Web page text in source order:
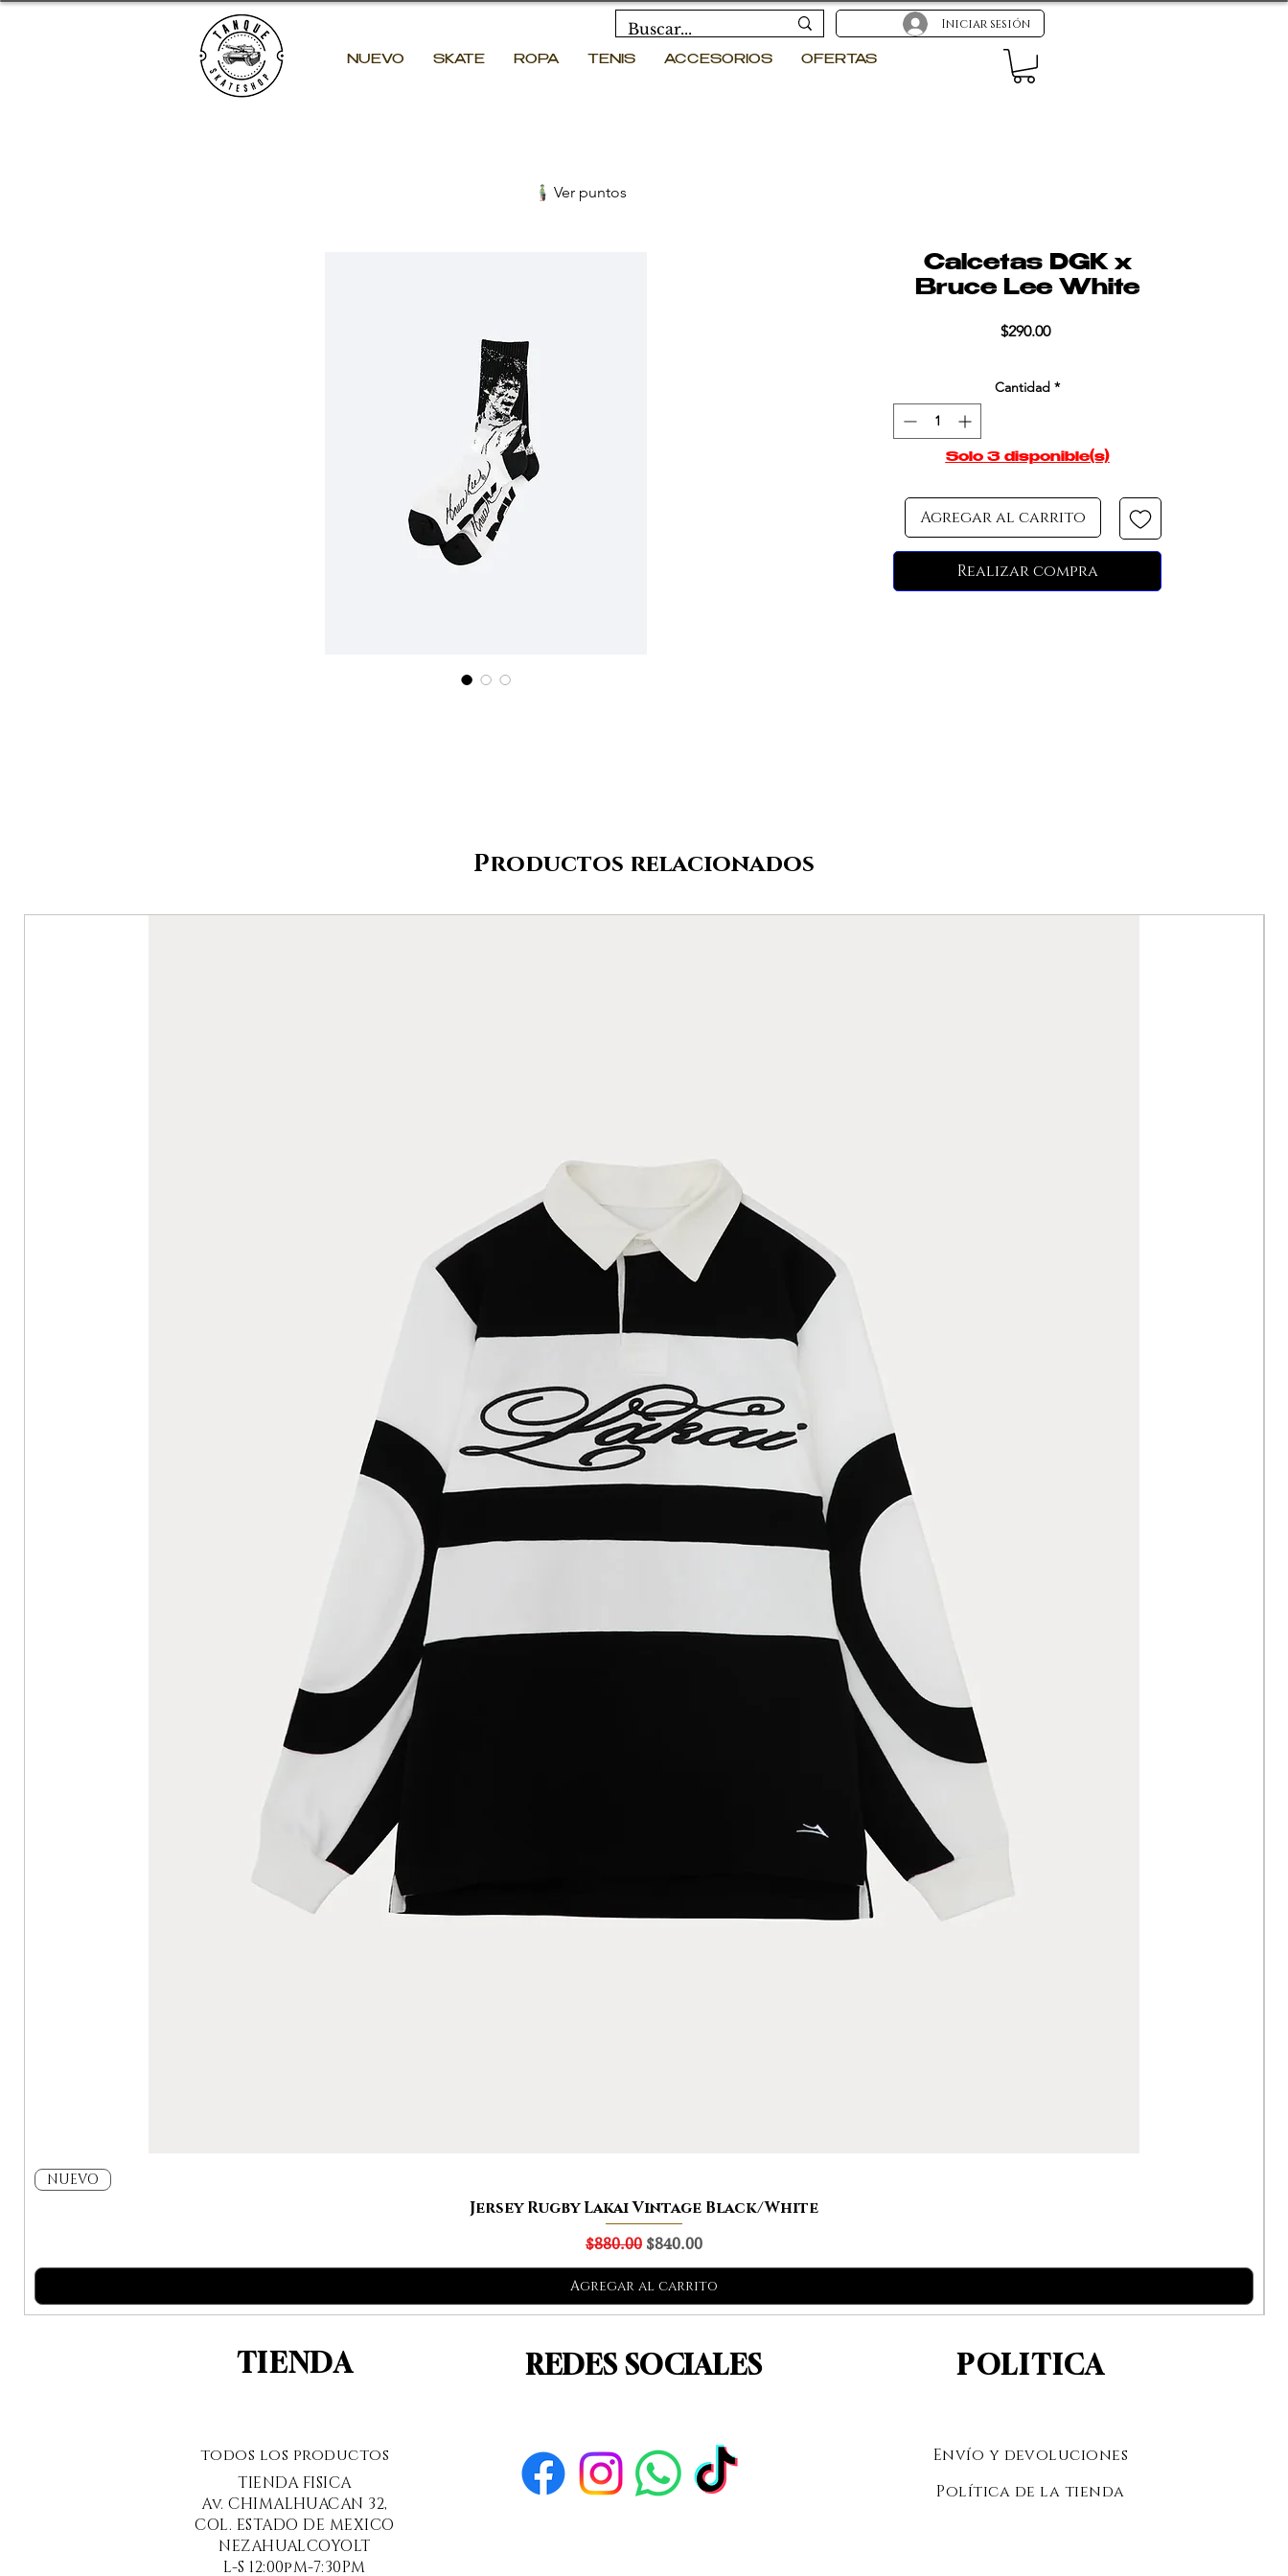
Iniciar sesión
NUEVO SKATE ROPA TENIS ACCESORIOS OFERTAS
Calcetas DGK x
Bruce Lee White
$290.00Precio
Cantidad *
Solo 3 disponible(s)
Agregar al carrito
Realizar compra
Ver puntos
Productos relacionados
NUEVO
Jersey Rugby Lakai Vintage Black/White
Precio
$880.00 Precio de oferta
$840.00
Agregar al carrito
TIENDA
todos los productos
TIENDA FISICA
Av. CHIMALHUACAN 32,
COL. ESTADO DE MEXICO
NEZAHUALCOYOLT
L-S 12:00pM-7:30PM
REDES SOCIALES POLITICA
Envío y devoluciones
Política de la tienda